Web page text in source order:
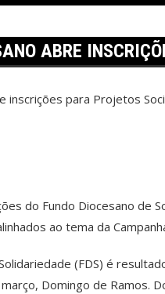
ABRE
do Fundo Diocesano de
ao tema da
(FDS) é
Domingo de Ramos.